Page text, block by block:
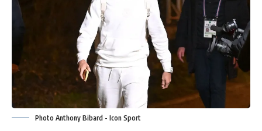
Photo Anthony Bibard - Icon Sport